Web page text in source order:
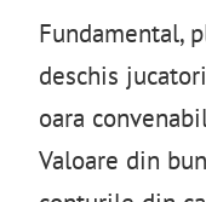
Fundamental,
deschis
oara
Valoare din